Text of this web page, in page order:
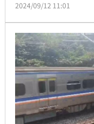
否認。李濤退出螢光
金。李濤近日受訪也
檢竟被診斷長期壓力
能爆掉。
2024/09/12 11:01